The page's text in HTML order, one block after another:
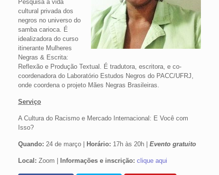
Pesquisa a vida
cultural privada dos
negros no universo do
samba carioca. É
idealizadora do curso
itinerante Mulheres
Negras & Escrita:
Reflexão e Produção Textual. É tradutora, escritora, e co-
coordenadora do Laboratório Estudos Negros do PACC/UFRJ,
onde coordena o projeto Mães Negras Brasileiras.
Serviço
A Cultura do Racismo e Mercado Internacional: E Você com
Isso?
Quando: 24 de março | Horário: 17h às 20h | Evento gratuito
Local: Zoom | Informações e inscrição: clique aqui